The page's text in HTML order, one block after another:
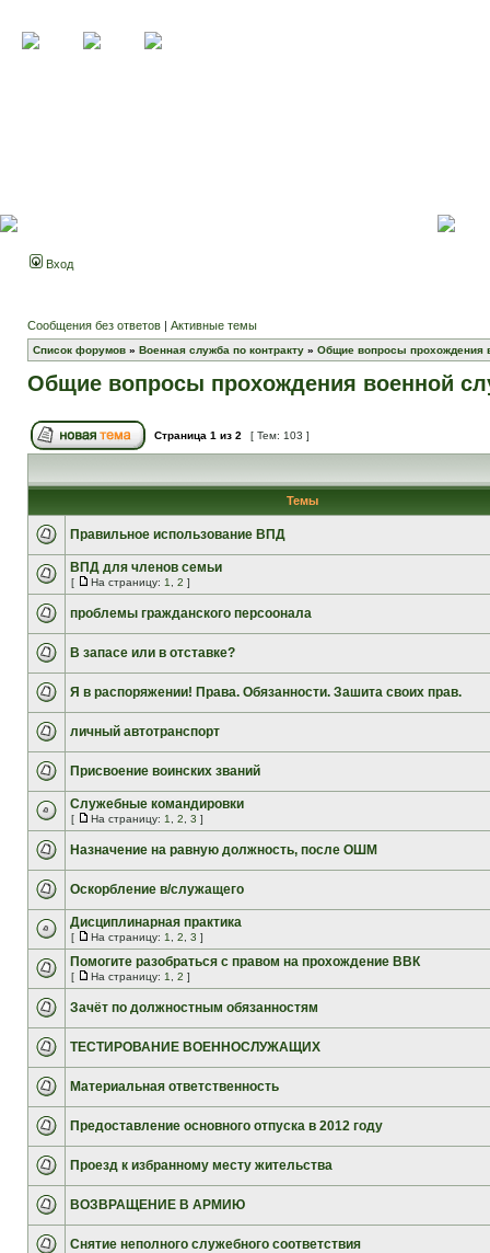
Вход
Сообщения без ответов | Активные темы
Список форумов » Военная служба по контракту » Общие вопросы прохождения
Общие вопросы прохождения военной
Страница 1 из 2 [ Тем: 103 ]
Темы
Правильное использование ВПД
ВПД для членов семьи
[ На страницу: 1 2 ]
проблемы гражданского персоонала
В запасе или в отставке?
Я в распоряжении! Права. Обязанности. Зашита своих прав.
личный автотранспорт
Присвоение воинских званий
Служебные командировки
[ На страницу: 1 2 3 ]
Назначение на равную должность, после ОШМ
Оскорбление в/служащего
Дисциплинарная практика
[ На страницу: 1 2 3 ]
Помогите разобраться с правом на прохождение ВВК
[ На страницу: 1 2 ]
Зачёт по должностным обязанностям
ТЕСТИРОВАНИЕ ВОЕННОСЛУЖАЩИХ
Материальная ответственность
Предоставление основного отпуска в 2012 году
Проезд к избранному месту жительства
ВОЗВРАЩЕНИЕ В АРМИЮ
Снятие неполного служебного соответствия